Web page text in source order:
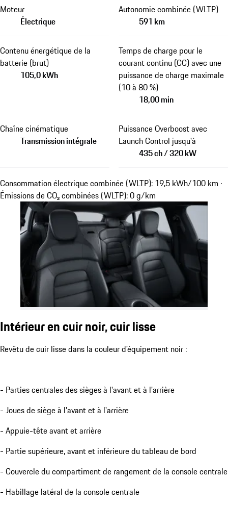
Moteur
Électrique
Autonomie combinée (WLTP)
591 km
Contenu énergétique de la
batterie (brut)
105,0 kWh
Temps de charge pour le
courant continu (CC) avec une
puissance de charge maximale
(10 à 80 %)
18,00 min
Chaîne cinématique
Transmission intégrale
Puissance Overboost avec
Launch Control jusqu'à
435 ch / 320 kW
Consommation électrique combinée (WLTP): 19,5 kWh/100 km ·
Émissions de CO₂ combinées (WLTP): 0 g/km
Intérieur en cuir noir, cuir lisse
Revêtu de cuir lisse dans la couleur d'équipement noir :
- Parties centrales des sièges à l'avant et à l'arrière
- Joues de siège à l'avant et à l'arrière
- Appuie-tête avant et arrière
- Partie supérieure, avant et inférieure du tableau de bord
- Couvercle du compartiment de rangement de la console centrale
- Habillage latéral de la console centrale